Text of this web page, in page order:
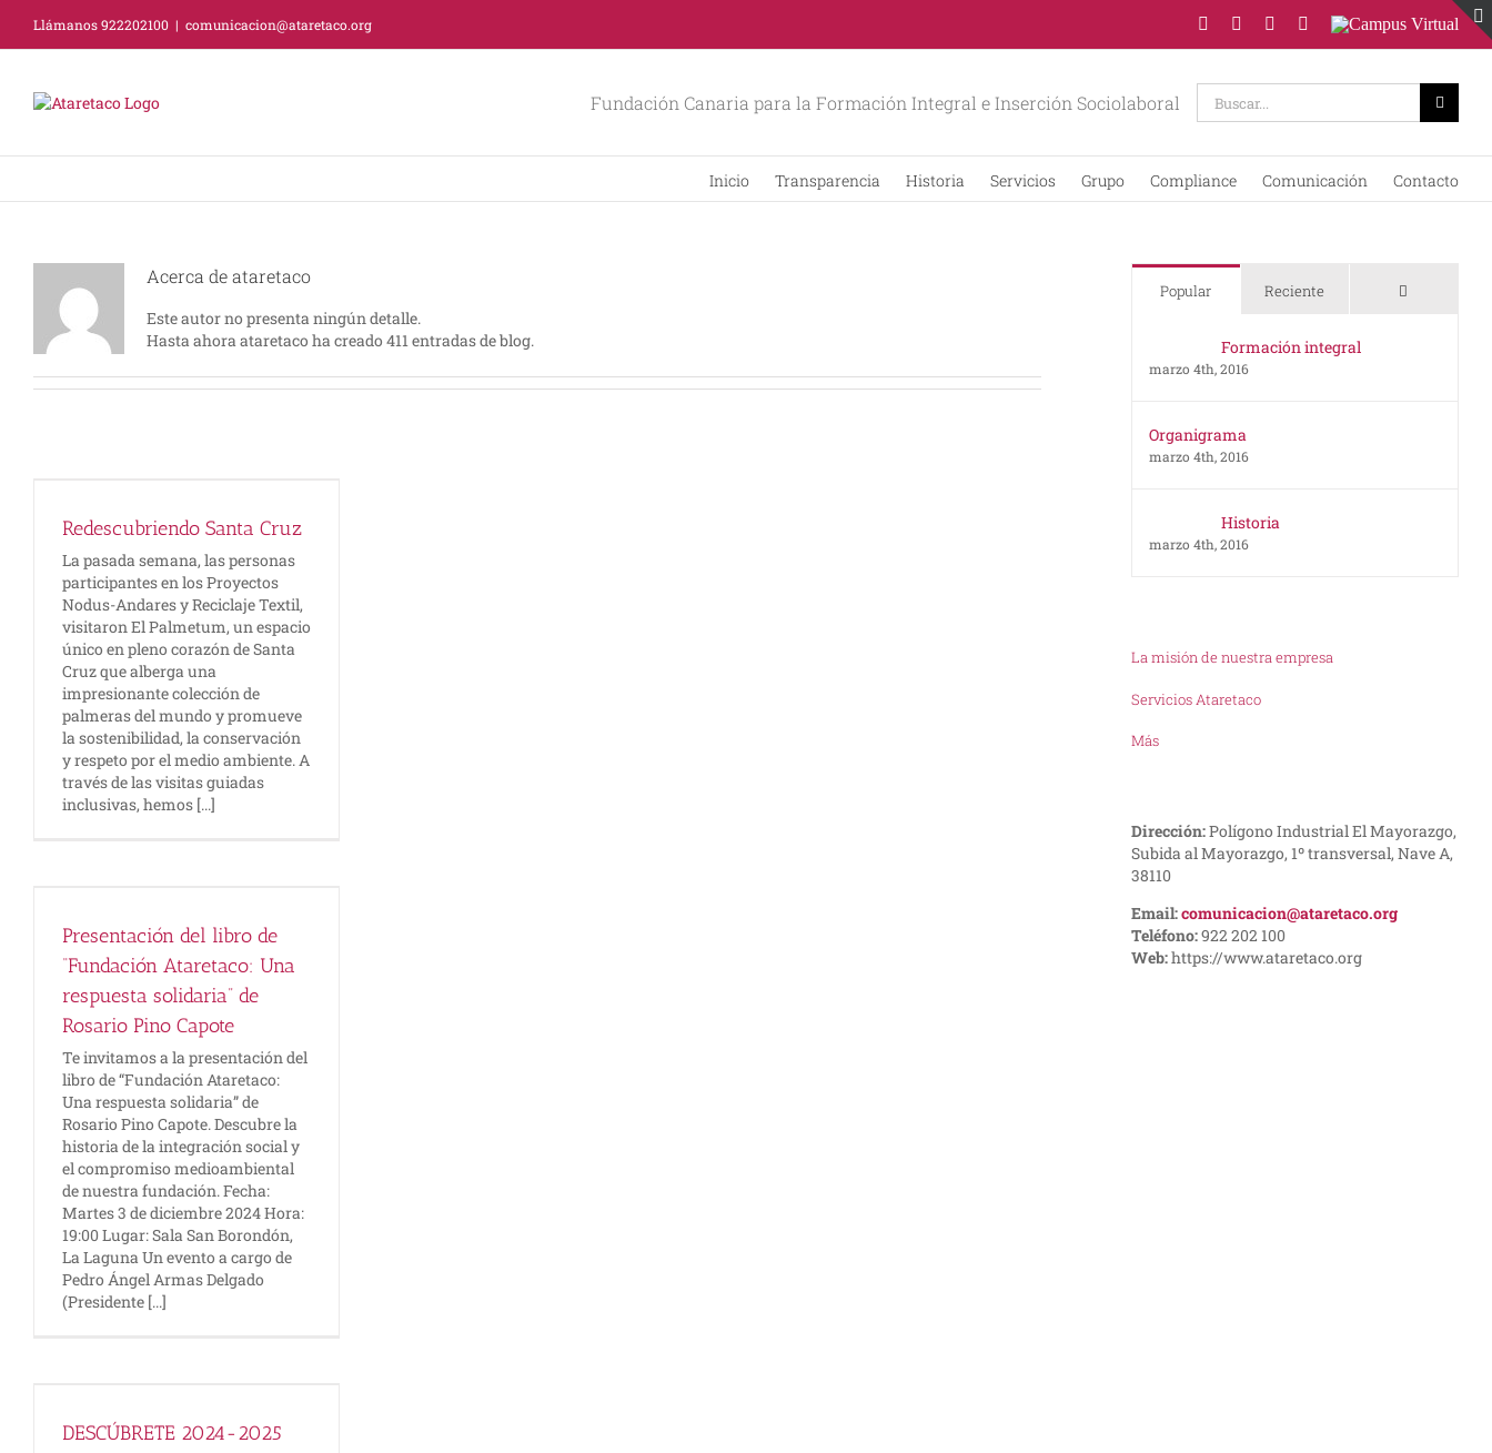
contenido
Llámanos 922202100 | comunicacion@ataretaco.org FacebookYouTubeLinkedIn
Campus
Fundación Canaria para la Formación Integral e Inserción Sociolaboral
Inicio Transparencia Historia Servicios Grupo Compliance Comunicación Contacto
Acerca deataretaco
Este autor no presenta ningún detalle.
Hasta ahora ataretaco ha creado 411 entradas de blog.
Redescubriendo Santa Cruz
La pasada semana, las personas
participantes en los Proyectos
Nodus-Andares y Reciclaje Textil,
visitaron El Palmetum, un espacio
único en pleno corazón de Santa
Cruz que alberga una
impresionante colección de
palmeras del mundo y promueve
la sostenibilidad, la conservación
y respeto por el medio ambiente. A
través de las visitas guiadas
inclusivas, hemos [...]
Presentación del libro de
“Fundación Ataretaco: Una
respuesta solidaria” de
Rosario Pino Capote
Te invitamos a la presentación del
libro de “Fundación Ataretaco:
Una respuesta solidaria” de
Rosario Pino Capote. Descubre la
historia de la integración social y
el compromiso medioambiental
de nuestra fundación. Fecha:
Martes 3 de diciembre 2024 Hora:
19:00 Lugar: Sala San Borondón,
La Laguna Un evento a cargo de
Pedro Ángel Armas Delgado
(Presidente [...]
DESCÚBRETE 2024-2025
Popular Reciente
Formación integral
marzo 4th, 2016
Organigrama
marzo 4th, 2016
Historia
marzo 4th, 2016
La misión de nuestra empresa
Servicios Ataretaco
Más
Dirección:Polígono Industrial El Mayorazgo,
Subida al Mayorazgo, 1º transversal, Nave A,
38110
Email:comunicacion@ataretaco.org
Teléfono:922 202 100
Web:https://www.ataretaco.org